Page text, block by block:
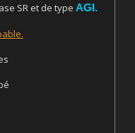
SR et de type AGI.